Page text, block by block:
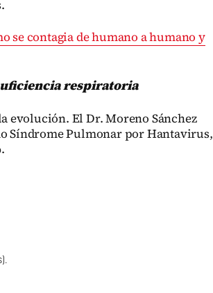
se contagia de humano a humano y
respiratoria
evolución. El Dr. Moreno Sánchez
Síndrome Pulmonar por Hantavirus,